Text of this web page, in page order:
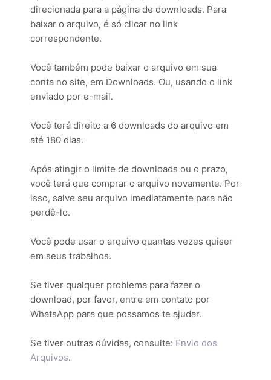
direcionada para a página de downloads. Para
baixar o arquivo, é só clicar no link
correspondente.
Você também pode baixar o arquivo em sua
conta no site, em Downloads. Ou, usando o link
enviado por e-mail.
Você terá direito a 6 downloads do arquivo em
até 180 dias.
Após atingir o limite de downloads ou o prazo,
você terá que comprar o arquivo novamente. Por
isso, salve seu arquivo imediatamente para não
perdê-lo.
Você pode usar o arquivo quantas vezes quiser
em seus trabalhos.
Se tiver qualquer problema para fazer o
download, por favor, entre em contato por
WhatsApp para que possamos te ajudar.
Se tiver outras dúvidas, consulte: Envio dos
Arquivos.